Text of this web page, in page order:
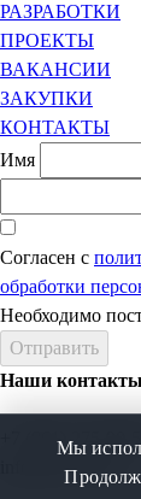
Мы
РАЗРАБОТКИ
ПРОЕКТЫ
ВАКАНСИИ
ЗАКУПКИ
КОНТАКТЫ
Имя
Согласен с
обработки
Необходимо
Наши контакты
+7 (861) 275-90-50
info@tm-yug.ru